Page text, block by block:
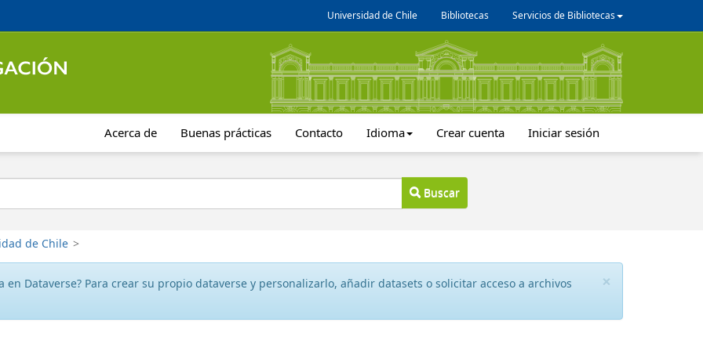
Universidad de Chile Bibliotecas Servicios de Bibliotecas
Acerca de Buenas prácticas Contacto Idioma Crear cuenta Iniciar sesión
Buscar
de Chile >
×
en Dataverse? Para crear su propio dataverse y personalizarlo, añadir datasets o solicitar acceso a archivos